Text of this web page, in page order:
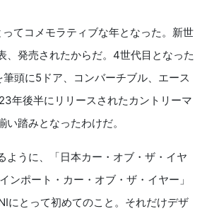
てコメモラティブな年となった。新世
、発売されたからだ。4世代目となった
頭に5ドア、コンバーチブル、エース
年後半にリリースされたカントリーマ
い踏みとなったわけだ。
うに、「日本カー・オブ・ザ・イヤ
ンポート・カー・オブ・ザ・イヤー」
にとって初めてのこと。それだけデザ